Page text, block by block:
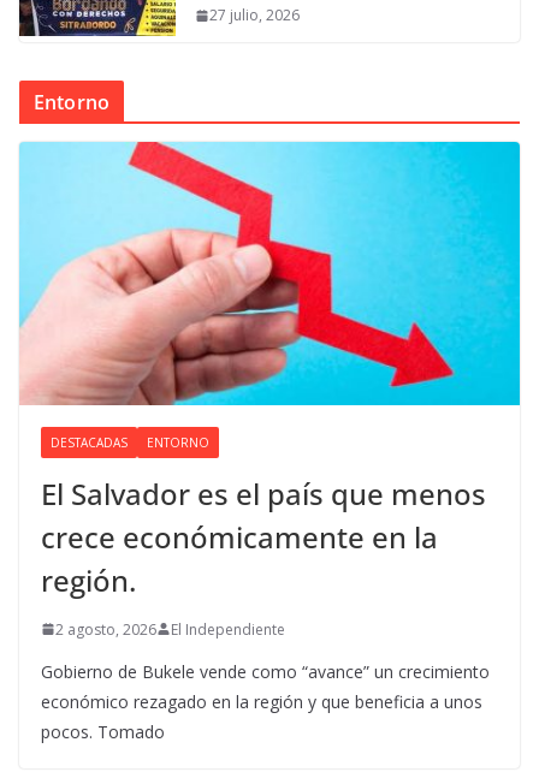
27 julio, 2026
Entorno
DESTACADAS ENTORNO
El Salvador es el país que menos
crece económicamente en la
región.
2 agosto, 2026 El Independiente
Gobierno de Bukele vende como “avance” un crecimiento
económico rezagado en la región y que beneficia a unos
pocos. Tomado